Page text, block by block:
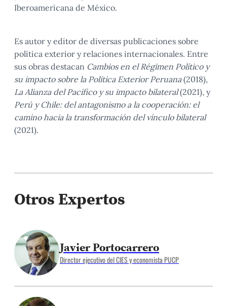
Iberoamericana de México.
Es autor y editor de diversas publicaciones sobre
política exterior y relaciones internacionales. Entre
sus obras destacan Cambios en el Régimen Político y
su impacto sobre la Política Exterior Peruana(2018),
La Alianza del Pacífico y su impacto bilateral(2021), y
Perú y Chile: del antagonismo a la cooperación: el
camino hacia la transformación del vínculo bilateral
(2021).
Otros Expertos
Javier Portocarrero
Director ejecutivo del CIES y economista PUCP